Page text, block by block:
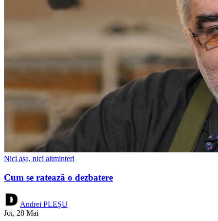
Nici așa, nici altminteri
Cum se ratează o dezbatere
Andrei PLEȘU
Joi, 28 Mai